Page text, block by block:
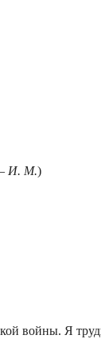
И. М.)
войны. Я